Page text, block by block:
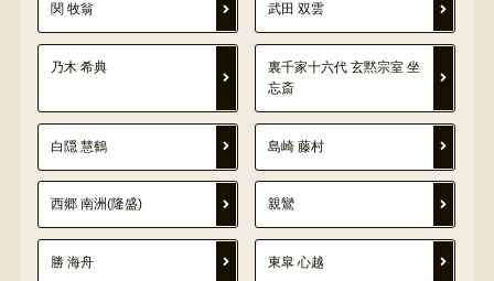
関 牧翁 武田 双雲
乃木 希典
裏千家十六代 玄黙宗室 坐
忘斎
白隠 慧鶴 島崎 藤村
西郷 南洲(隆盛) 親鸞
勝 海舟 東皐 心越